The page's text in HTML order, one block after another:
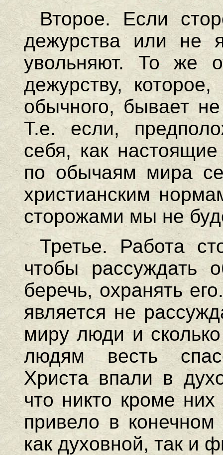
Второе. Если
дежурства или не
увольняют. То же
дежурству,
обычного, бывает
Т.е. если,
себя, как
по обычаям мира
христианским
сторожами мы не
Третье. Работа
чтобы рассуждать
беречь, охранять
является не
миру люди и
людям весть
Христа впали в
что никто кроме
привело в
как духовной, так и